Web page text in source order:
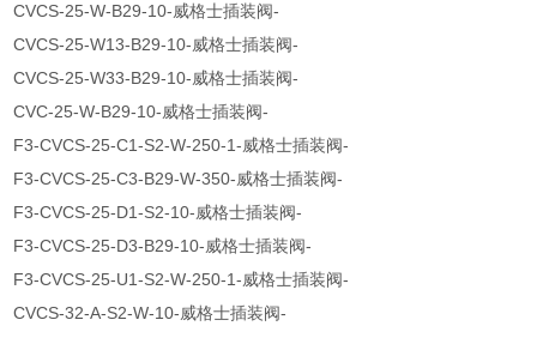
CVCS-25-W-B29-10-威格士插装阀-
CVCS-25-W13-B29-10-威格士插装阀-
CVCS-25-W33-B29-10-威格士插装阀-
CVC-25-W-B29-10-威格士插装阀-
F3-CVCS-25-C1-S2-W-250-1-威格士插装阀-
F3-CVCS-25-C3-B29-W-350-威格士插装阀-
F3-CVCS-25-D1-S2-10-威格士插装阀-
F3-CVCS-25-D3-B29-10-威格士插装阀-
F3-CVCS-25-U1-S2-W-250-1-威格士插装阀-
CVCS-32-A-S2-W-10-威格士插装阀-